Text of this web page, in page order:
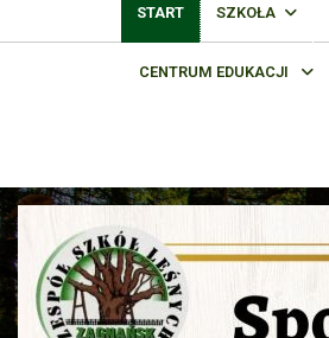
START SZKOŁA
CENTRUM EDUKACJI